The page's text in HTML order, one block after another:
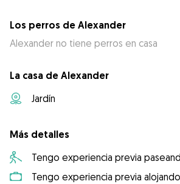
Los perros de Alexander
Alexander no tiene perros en casa
La casa de Alexander
Jardín
Más detalles
Tengo experiencia previa
Tengo experiencia previa